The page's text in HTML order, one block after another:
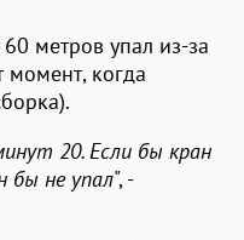
метров упал из-за
момент, когда
20. Если бы кран
бы не упал", -